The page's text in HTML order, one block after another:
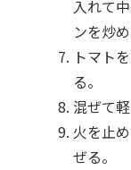
入れて
ンを炒め
トマト
る。
混ぜて
火を止
ぜる。